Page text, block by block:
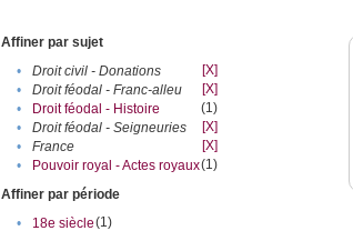
Affiner par sujet
•
Droit civil - Donations
[X]
•
Droit féodal - Franc-alleu‎
[X]
•
Droit féodal - Histoire
(1)
•
Droit féodal - Seigneuries
[X]
•
France
[X]
•
Pouvoir royal - Actes royaux(1)
Affiner par période
•
18e siècle(1)